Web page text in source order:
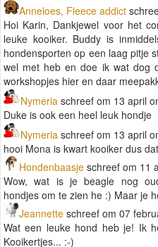
Anneloes, Fleece addict
Hoi Karin, Dankjewel voor het
leuke kooiker. Buddy is
hondensporten op een laag pitje
wel met heb en doe ik wat dog
workshopjes hier en daar
Nymeria schreef om 13 april
Duke is ook een heel leuk hondje
Nymeria schreef om 13 april
hooi Mona is kwart kooiker dus
Hondenbaasje schreef om 11
Wow, wat is je beagle nog
hondjes om te zien he :) Maar je
Jeannette schreef om 07
Wat een leuke hond heb je! Ik
Kooikertjes... :-)